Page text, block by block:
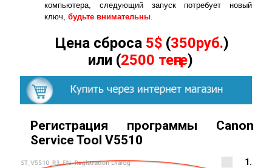
компьютера, следующий запуск потребует новый
ключ, будьте внимательны.
Цена сброса 5$ (350руб.)
или (2500 теңге)
Регистрация программы Canon
Service Tool V5510
1.